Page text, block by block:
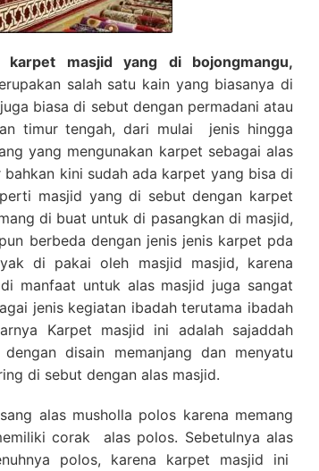
masjid yang di bojongmangu,
salah satu kain yang biasanya di
biasa di sebut dengan permadani atau
timur tengah, dari mulai jenis hingga
yang mengunakan karpet sebagai alas
kini sudah ada karpet yang bisa di
masjid yang di sebut dengan karpet
di buat untuk di pasangkan di masjid,
berbeda dengan jenis jenis karpet pda
di pakai oleh masjid masjid, karena
manfaat untuk alas masjid juga sangat
jenis kegiatan ibadah terutama ibadah
Karpet masjid ini adalah sajaddah
disain memanjang dan menyatu
di sebut dengan alas masjid.
alas musholla polos karena memang
corak alas polos. Sebetulnya alas
polos, karena karpet masjid ini